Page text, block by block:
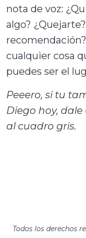
nota de voz:
algo?
cualquier cosa
puedes ser el
Peeero, si tu
Diego hoy, dale
al cuadro gris.
Todos los derechos